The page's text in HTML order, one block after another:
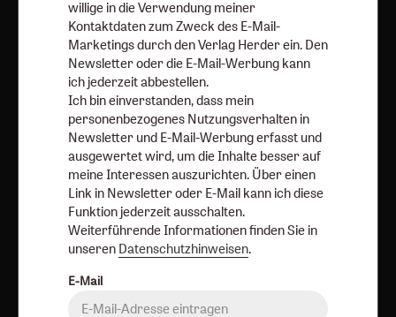
Aktuelle Hefte
Heft 8/2026
willige in die Verwendung meiner
Kontaktdaten zum Zweck des E-Mail-
Marketings durch den Verlag Herder ein. Den
Newsletter oder die E-Mail-Werbung kann
ich jederzeit abbestellen.
Ich bin einverstanden, dass mein
personenbezogenes Nutzungsverhalten in
Newsletter und E-Mail-Werbung erfasst und
ausgewertet wird, um die Inhalte besser auf
meine Interessen auszurichten. Über einen
Link in Newsletter oder E-Mail kann ich diese
Funktion jederzeit ausschalten.
Weiterführende Informationen finden Sie in
unseren Datenschutzhinweisen.
E-Mail